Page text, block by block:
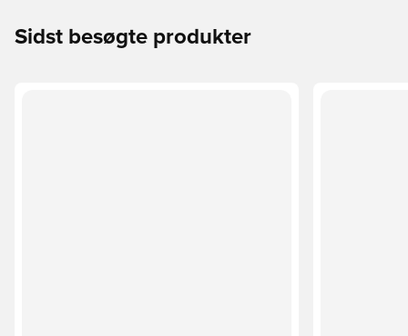
Sidst besøgte produkter